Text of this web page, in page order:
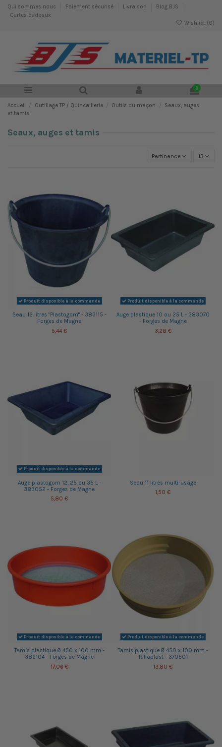
Qui sommes nous Paiement sécurisé Livraison
Blog BJS
Cartes cadeaux
Wishlist (0)
0
Accueil Outillage TP / Quincaillerie Outils du maçon
Seaux, auges
et tamis
Seaux, auges et tamis
Pertinence 13
Produit disponible à la commande
Seau 12 litres "Plastogom" - 383115 -
Forges de Magne
5,44 €
Produit disponible à la commande
Auge plastique 10 ou 25 L - 383070
- Forges de Magne
3,28 €
Produit disponible à la commande
Auge plastogom 12, 25 ou 35 L -
383052 - Forges de Magne
5,80 €
Seau 11 litres multi-usage
1,50 €
Produit disponible à la commande
Tamis plastique Ø 450 x 100 mm -
382104 - Forges de Magne
17,06 €
Produit disponible à la commande
Tamis plastique Ø 450 x 100 mm -
Taliaplast - 370501
13,80 €